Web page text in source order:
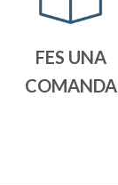
FES UNA
COMANDA